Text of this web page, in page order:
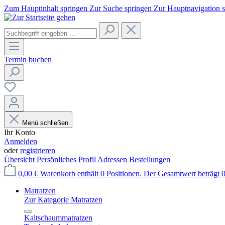
Zum Hauptinhalt springen Zur Suche springen Zur Hauptnavigation
Termin buchen
Menü schließen
Ihr Konto
Anmelden
oderregistrieren
Übersicht Persönliches Profil Adressen Bestellungen
0,00 € Warenkorb enthält 0 Positionen. Der Gesamtwert beträgt
Matratzen
Zur Kategorie Matratzen
Kaltschaummatratzen